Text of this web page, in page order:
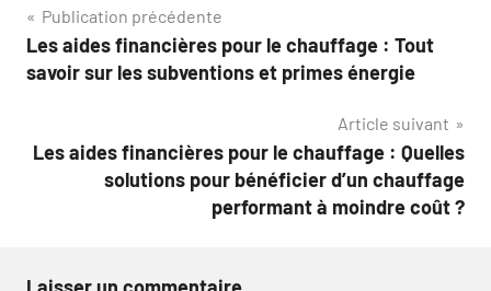
Navigation
de
Publication précédente
Les aides financières pour le chauffage : Tout
savoir sur les subventions et primes énergie
Article suivant
Les aides financières pour le chauffage : Quelles
solutions pour bénéficier d’un chauffage
performant à moindre coût ?